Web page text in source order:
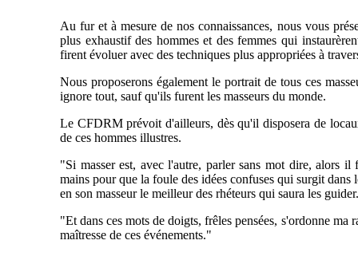
Au fur et à mesure de nos connaissances, nous vous
plus exhaustif des hommes et des femmes qui
firent évoluer avec des techniques plus appropriées à
Nous proposerons également le portrait de tous ces
ignore tout, sauf qu'ils furent les masseurs du monde.
Le CFDRM prévoit d'ailleurs, dès qu'il disposera de
de ces hommes illustres.
"Si masser est, avec l'autre, parler sans mot dire, alors il
mains pour que la foule des idées confuses qui surgit dans
en son masseur le meilleur des rhéteurs qui saura les
"Et dans ces mots de doigts, frêles pensées, s'ordonne ma
maîtresse de ces événements."